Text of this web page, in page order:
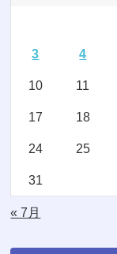
(11)
3 4
10 11
17 18
24 25
31
« 7月